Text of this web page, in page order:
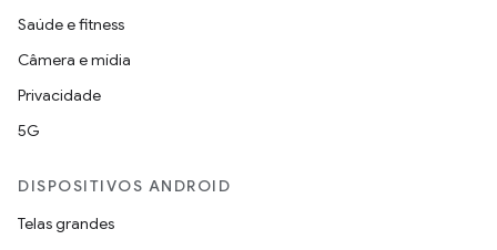
Saúde e fitness
Câmera e mídia
Privacidade
5G
DISPOSITIVOS ANDROID
Telas grandes